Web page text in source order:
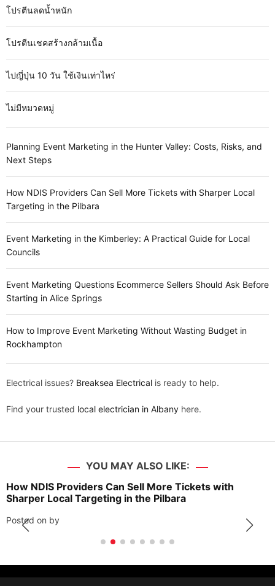
โปรตีนลดน้ำหนัก
โปรตีนเชคสร้างกล้ามเนื้อ
ไปญี่ปุ่น 10 วัน ใช้เงินเท่าไหร่
ไม่มีหมวดหมู่
Planning Event Marketing in the Hunter Valley: Costs, Risks, and
Next Steps
How NDIS Providers Can Sell More Tickets with Sharper Local
Targeting in the Pilbara
Event Marketing in the Kimberley: A Practical Guide for Local
Councils
Event Marketing Questions Ecommerce Sellers Should Ask Before
Starting in Alice Springs
How to Improve Event Marketing Without Wasting Budget in
Rockhampton
Electrical issues? Breaksea Electrical is ready to help.
Find your trusted local electrician in Albany here.
YOU MAY ALSO LIKE:
How NDIS Providers Can Sell More Tickets with
Sharper Local Targeting in the Pilbara
Posted on by